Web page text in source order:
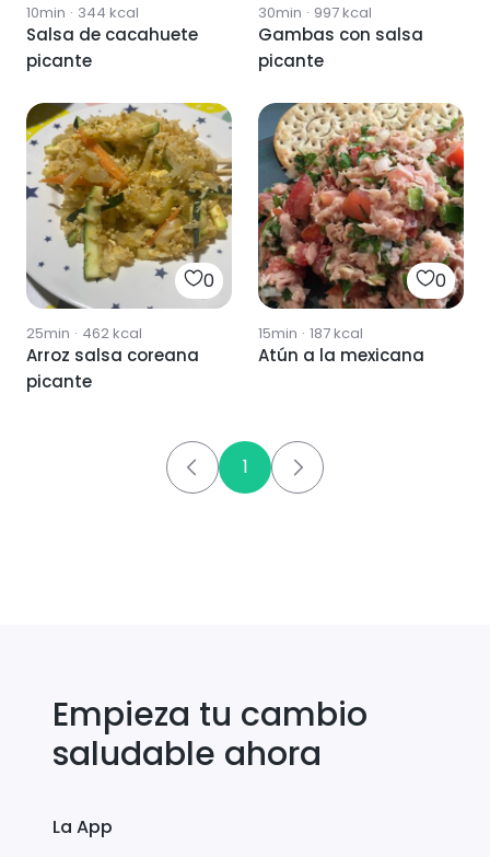
10min · 344 kcal
Salsa de cacahuete
picante
30min · 997kcal
Gambas con salsa
picante
0
25min · 462kcal
Arroz salsa coreana
picante
0
15min · 187kcal
Atún a la mexicana
1
Empieza tu cambio
saludable ahora
La App